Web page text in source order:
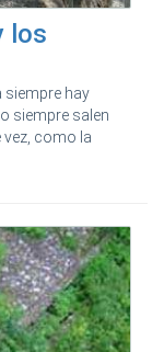
los
siempre hay
siempre salen
vez, como la